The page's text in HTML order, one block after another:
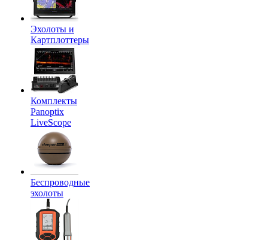
Эхолоты и
Картплоттеры
Комплекты
Panoptix
LiveScope
Беспроводные
эхолоты